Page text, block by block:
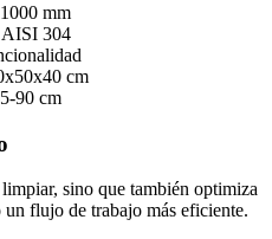
mm
304
cm
90 cm
sino que también optimiza
flujo de trabajo más eficiente.